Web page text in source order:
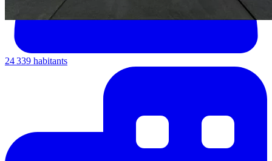
24 339 habitants